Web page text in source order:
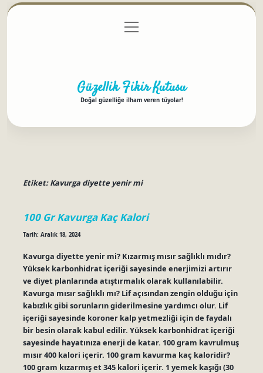
Gizlilik Politikası
menüyü
aç
Güzellik Fikir Kutusu
Doğal güzelliğe ilham veren tüyolar!
Etiket:Kavurga diyette yenir mi
100 Gr Kavurga Kaç Kalori
Tarih: Aralık 18, 2024
Kavurga diyette yenir mi? Kızarmış mısır sağlıklı mıdır?
Yüksek karbonhidrat içeriği sayesinde enerjimizi artırır
ve diyet planlarında atıştırmalık olarak kullanılabilir.
Kavurga mısır sağlıklı mı? Lif açısından zengin olduğu için
kabızlık gibi sorunların giderilmesine yardımcı olur. Lif
içeriği sayesinde koroner kalp yetmezliği için de faydalı
bir besin olarak kabul edilir. Yüksek karbonhidrat içeriği
sayesinde hayatınıza enerji de katar. 100 gram kavrulmuş
mısır 400 kalori içerir. 100 gram kavurma kaç kaloridir?
100 gram kızarmış et 345 kalori içerir. 1 yemek kaşığı (30